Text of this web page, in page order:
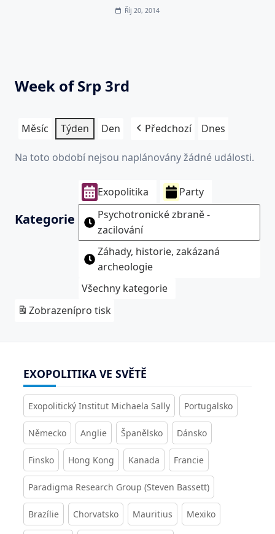
Říj 20, 2014
Week of Srp 3rd
Měsíc Týden Den Předchozí Dnes
Na toto období nejsou naplánovány žádné události.
Kategorie
Exopolitika
Party
Psychotronické zbraně -
zacilování
Záhady, historie, zakázaná
archeologie
Všechny kategorie
Zobrazenípro tisk
EXOPOLITIKA VE SVĚTĚ
Exopolitický Institut Michaela Sally Portugalsko
Německo Anglie Španělsko Dánsko
Finsko Hong Kong Kanada Francie
Paradigma Research Group (Steven Bassett)
Brazílie Chorvatsko Mauritius Mexiko